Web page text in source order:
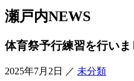
瀬戸内NEWS
体育祭予行練習を行いま
2025年7月2日 ／ 未分類